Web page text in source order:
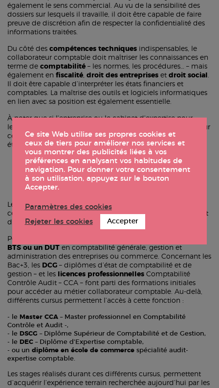
également le sens commercial. Au vu de la sensibilité des
dossiers sur lesquels il travaille, il doit être capable de faire
preuve de discrétion afin de respecter la confidentialité des
informations traitées.
Du côté des compétences techniques indispensables, le
collaborateur comptable doit maîtriser les connaissances en
terme de comptabilité – les normes, les procédures… – mais
également en fiscalité droit des entreprises et droit social
Il doit être capable d’interpréter les états financiers et
comptables. La maîtrise des outils et logiciels informatiques
en lien avec sa position est également essentielle.
À noter que si l’entreprise ou le cabinet d’expertise pour
lequel il travaille à une portée internationale, le collaborateur
comptable devra naturellement maîtriser les langues
étrangères correspondant aux pays des marchés concernés.
Quelles sont les études à suivre ?
Le métier de collaborateur comptable ne requiert aucune
certification. Il est accessible depuis plusieurs parcours allant
du Bac+2 au Bac + 5.
Pour les cursus de courte durée, il est possible de choisir
BTS ou un DUT en comptabilité générale, gestion et
administration des entreprises ou commerce. Concernant les
Bac+3, les DCG – diplômes d’état de comptabilité et de
gestion – et les
licences professionnelles Comptabilité
Contrôle Audit – CCA – font parti des formations initiales
pour accéder au métier collaborateur comptable. Au-delà,
différents cursus permettent l’accès à cette fonction :
le Master CCA – Master professionnel en Comptabilité
Contrôle et Audit -,
le
DSCG – Diplôme Supérieur de Comptabilité et de Gestion,
le
DEC – Diplôme d’Expertise comptable,
ou un diplôme en école de commerce spécialité audit-
expertise comptable.
Les stages réalisés durant ces différents cursus, permettent
d’acquérir l’expérience terrain recherchée aujourd’hui par les
Ce site Web utilise ses propres cookies et
ceux de tiers pour améliorer nos services et
vous montrer des publicités liées à vos
préférences en analysant vos habitudes de
navigation. Pour donner votre consentement
à son utilisation, appuyez sur le bouton
Accepter.
Paramètres des cookies
Rejeter les cookies
Accepter